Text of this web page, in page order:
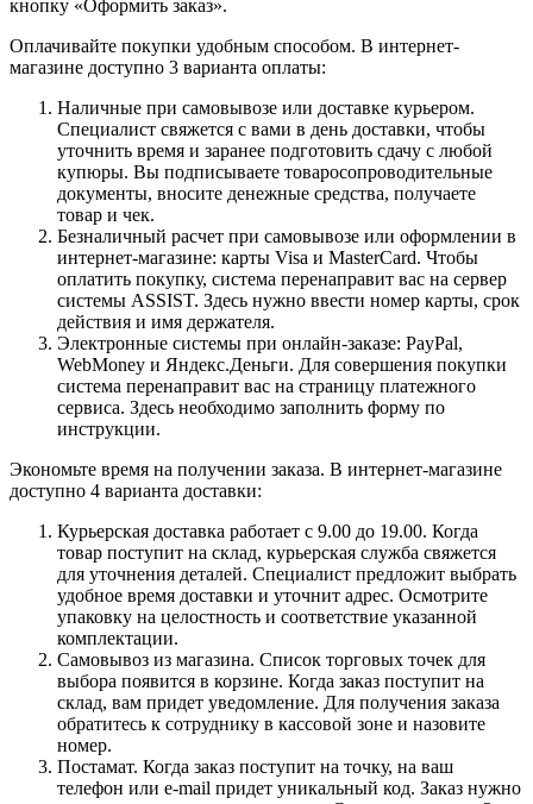
кнопку «Оформить заказ».
Оплачивайте покупки удобным способом. В интернет-
магазине доступно 3 варианта оплаты:
Наличные при самовывозе или доставке курьером.
Специалист свяжется с вами в день доставки, чтобы
уточнить время и заранее подготовить сдачу с любой
купюры. Вы подписываете товаросопроводительные
документы, вносите денежные средства, получаете
товар и чек.
Безналичный расчет при самовывозе или оформлении в
интернет-магазине: карты Visa и MasterCard. Чтобы
оплатить покупку, система перенаправит вас на сервер
системы ASSIST. Здесь нужно ввести номер карты, срок
действия и имя держателя.
Электронные системы при онлайн-заказе: PayPal,
WebMoney и Яндекс.Деньги. Для совершения покупки
система перенаправит вас на страницу платежного
сервиса. Здесь необходимо заполнить форму по
инструкции.
Экономьте время на получении заказа. В интернет-магазине
доступно 4 варианта доставки:
Курьерская доставка работает с 9.00 до 19.00. Когда
товар поступит на склад, курьерская служба свяжется
для уточнения деталей. Специалист предложит выбрать
удобное время доставки и уточнит адрес. Осмотрите
упаковку на целостность и соответствие указанной
комплектации.
Самовывоз из магазина. Список торговых точек для
выбора появится в корзине. Когда заказ поступит на
склад, вам придет уведомление. Для получения заказа
обратитесь к сотруднику в кассовой зоне и назовите
номер.
Постамат. Когда заказ поступит на точку, на ваш
телефон или e-mail придет уникальный код. Заказ нужно